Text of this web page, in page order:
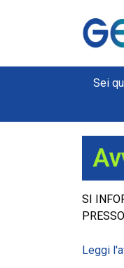
Sei
SI
Leggi